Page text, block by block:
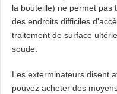
la bouteille) ne permet pas
des endroits difficiles
traitement de surface
soude.
Les exterminateurs disent
pouvez acheter des